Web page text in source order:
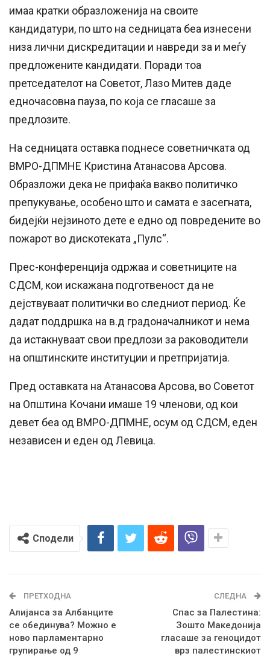
имаа кратки образложенија на своите
кандидатури, по што на седницата беа изнесени
низа лични дискредитации и навреди за и меѓу
предложените кандидати. Поради тоа
претседателот на Советот, Лазо Митев даде
едночасовна пауза, по која се гласаше за
предлозите.
На седницата оставка поднесе советничката од
ВМРО-ДПМНЕ Кристина Атанасова Арсова.
Образложи дека не прифаќа вакво политичко
препукување, особено што и самата е засегната,
бидејќи нејзиното дете е едно од повредените во
пожарот во дискотеката „Пулс“.
Прес-конференција одржаа и советниците на
СДСМ, кои искажана подготвеност да не
дејствуваат политички во следниот период. Ќе
дадат поддршка на в.д градоначалникот и нема
да истакнуваат свои предлози за раководители
на општинските институции и претпријатија.
Пред оставката на Атанасова Арсова, во Советот
на Општина Кочани имаше 19 членови, од кои
девет беа од ВМРО-ДПМНЕ, осум од СДСМ, еден
независен и еден од Левица.
Сподели
ПРЕТХОДНА
Aлијанса за Албанците
се обединува? Можно е
ново парламентарно
групирање од 9
СЛЕДНА
Спас за Палестина:
Зошто Македонија
гласаше за геноцидот
врз палестинскиот